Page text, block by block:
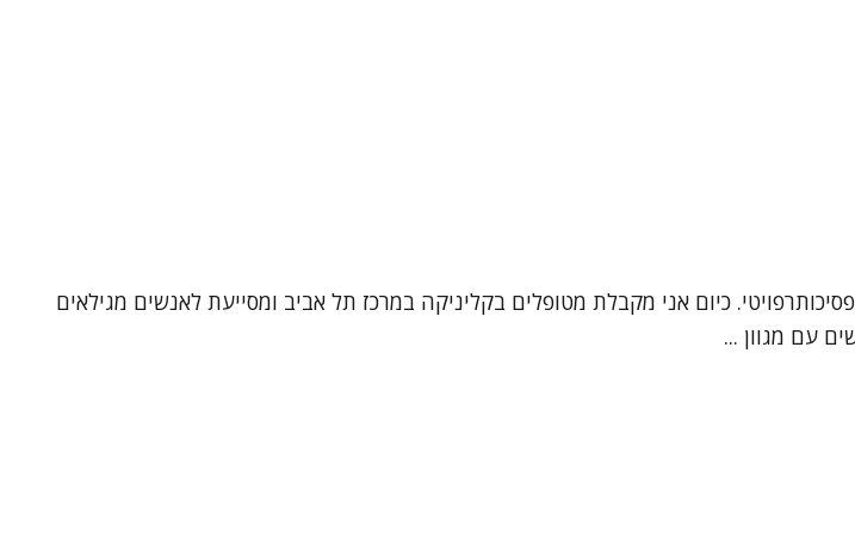
כיום אני מקבלת מטופלים בקליניקה במרכז תל אביב ומסייעת לאנשים מגילאים
עם מגוון ...